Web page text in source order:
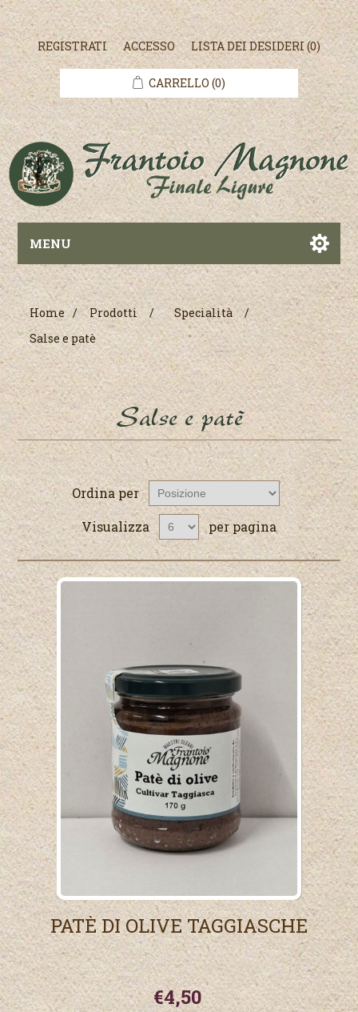
REGISTRATI ACCESSO LISTA DEI DESIDERI(0)
CARRELLO (0)
MENU
Home / Prodotti / Specialità
/
Salse e patè
Salse e patè
Ordina per
Visualizza
per pagina
PATÈ DI OLIVE TAGGIASCHE
€4,50